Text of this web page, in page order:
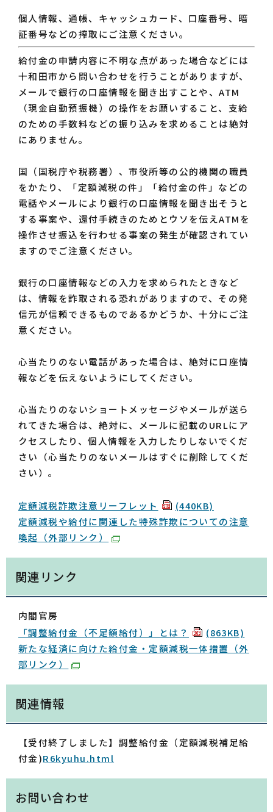
個人情報、通帳、キャッシュカード、口座番号、暗
証番号などの搾取にご注意ください。​
給付金の申請内容に不明な点があった場合などには
十和田市から問い合わせを行うことがありますが、
メールで銀行の口座情報を聞き出すことや、ATM
（現金自動預振機）の操作をお願いすること、支給
のための手数料などの振り込みを求めることは絶対
にありません。
国（国税庁や税務署）、市役所等の公的機関の職員
をかたり、「定額減税の件」「給付金の件」などの
電話やメールにより銀行の口座情報を聞き出そうと
する事案や、還付手続きのためとウソを伝えATMを
操作させ振込を行わせる事案の発生が確認されてい
ますのでご注意ください。
銀行の口座情報などの入力を求められたときなど
は、情報を詐取される恐れがありますので、その発
信元が信頼できるものであるかどうか、十分にご注
意ください。
心当たりのない電話があった場合は、絶対に口座情
報などを伝えないようにしてください。
心当たりのないショートメッセージやメールが送ら
れてきた場合は、絶対に、メールに記載のURLにア
クセスしたり、個人情報を入力したりしないでくだ
さい（心当たりのないメールはすぐに削除してくだ
さい）。
定額減税詐欺注意リーフレット
(440KB)
定額減税や給付に関連した特殊詐欺についての注意
喚起（外部リンク）
関連リンク
内閣官房
「調整給付金（不足額給付）」とは？
(863KB)
新たな経済に向けた給付金・定額減税一体措置（外
部リンク）
関連情報
【受付終了しました】調整給付金（定額減税補足給
付金)R6kyuhu.html
お問い合わせ